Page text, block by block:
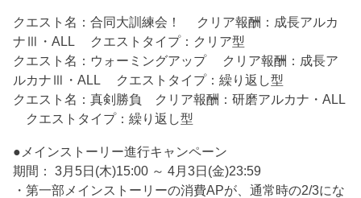
クエスト名：合同大訓練会！ クリア報酬：成長アルカ
ナⅢ・ALL クエストタイプ：クリア型
クエスト名：ウォーミングアップ クリア報酬：成長ア
ルカナⅢ・ALL クエストタイプ：繰り返し型
クエスト名：真剣勝負 クリア報酬：研磨アルカナ・ALL
クエストタイプ：繰り返し型
●メインストーリー進行キャンペーン
期間： 3月5日(木)15:00 ～ 4月3日(金)23:59
・第一部メインストーリーの消費APが、通常時の2/3にな